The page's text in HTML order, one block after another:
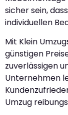
sicher sein,
individuellen
Mit Klein
günstigen
zuverlässigen
Unternehmen
Umzug